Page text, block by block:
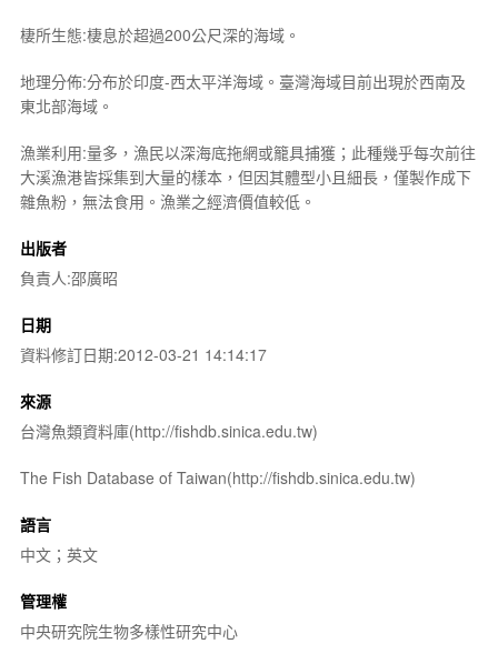
棲所生態:棲息於超過200公尺深的海域。
地理分佈:分布於印度-西太平洋海域。臺灣海域目前出現於西南及
東北部海域。
漁業利用:量多，漁民以深海底拖網或籠具捕獲；此種幾乎每次前往
大溪漁港皆採集到大量的樣本，但因其體型小且細長，僅製作成下
雜魚粉，無法食用。漁業之經濟價值較低。
出版者
負責人:邵廣昭
日期
資料修訂日期:2012-03-21 14:14:17
來源
台灣魚類資料庫(http://fishdb.sinica.edu.tw)
The Fish Database of Taiwan(http://fishdb.sinica.edu.tw)
語言
中文；英文
管理權
中央研究院生物多樣性研究中心